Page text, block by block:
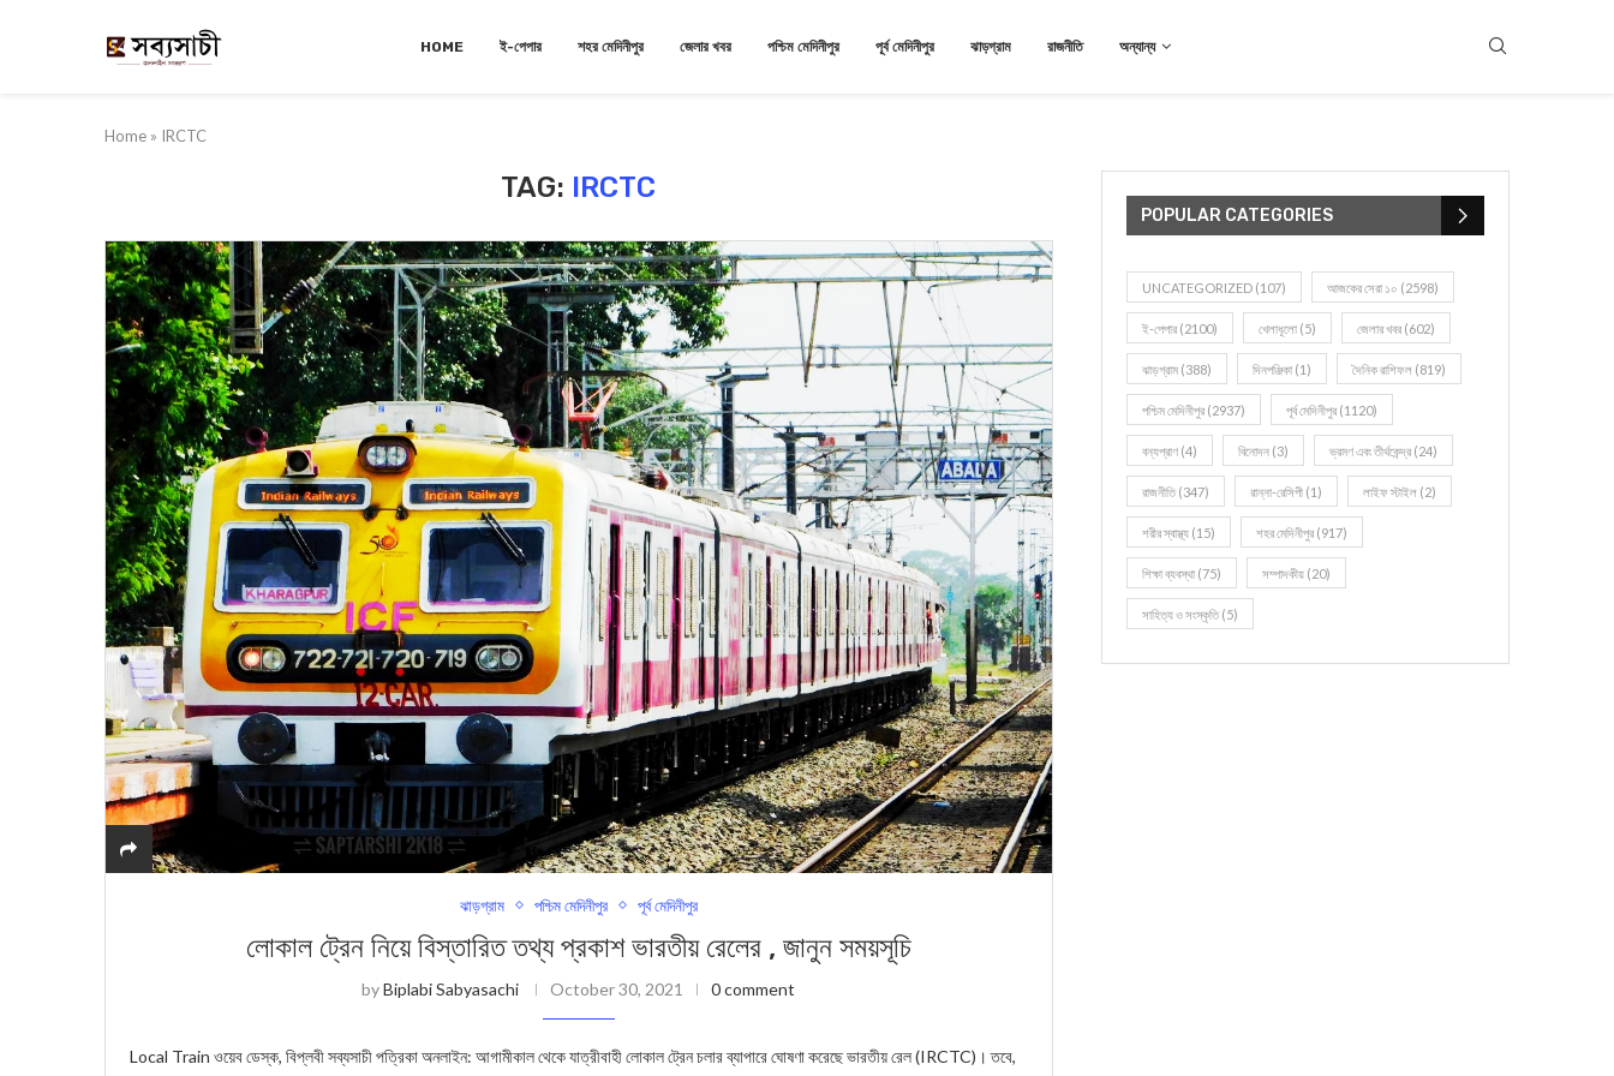
HOME ই-পেপার শহর মেদিনীপুর জেলার খবর পশ্চিম মেদিনীপুর পূর্ব মেদিনীপুর ঝাড়গ্রাম রাজনীতি অন্যান্য
Home » IRCTC
TAG: IRCTC
ঝাড়গ্রাম পশ্চিম মেদিনীপুর পূর্ব মেদিনীপুর
লোকাল ট্রেন নিয়ে বিস্তারিত তথ্য প্রকাশ ভারতীয় রেলের , জানুন সময়সূচি
byBiplabi Sabyasachi October 30, 2021 0 comment
Local Train ওয়েব ডেস্ক, বিপ্লবী সব্যসাচী পত্রিক‍া অনলাইন: আগামীকাল থেকে যাত্রীবাহী লোকাল ট্রেন চলার ব্যাপারে ঘোষণা করেছে ভারতীয় রেল (IRCTC)। তবে,
POPULAR CATEGORIES
UNCATEGORIZED (107) আজকের সেরা ১০ (2598)
ই-পেপার (2100) খেলাধূলো (5) জেলার খবর (602)
ঝাড়গ্রাম (388) দিনপঞ্জিকা (1) দৈনিক রাশিফল (819)
পশ্চিম মেদিনীপুর (2937) পূর্ব মেদিনীপুর (1120)
বন্যপ্রাণ (4) বিনোদন (3) ভ্রমণ এবং তীর্থকেন্দ্র (24)
রাজনীতি(347) রান্না-রেসিপী (1) লাইফ স্টাইল (2)
শরীর স্বাস্থ্য (15) শহর মেদিনীপুর (917)
শিক্ষা ব্যবস্থা (75) সম্পাদকীয় (20)
সাহিত্য ও সংস্কৃতি(5)